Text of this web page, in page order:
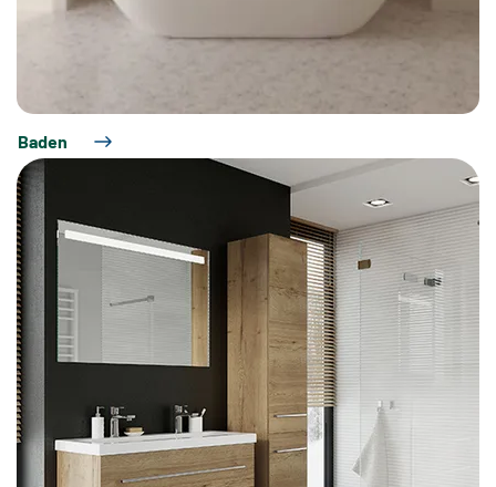
Baden